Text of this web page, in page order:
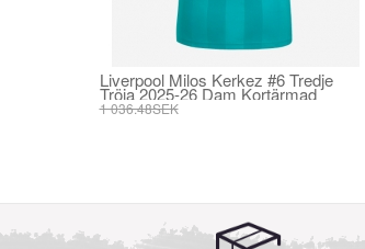
Liverpool Milos Kerkez #6 Tredje
Tröja 2025-26 Dam Kortärmad
1 036.48SEK